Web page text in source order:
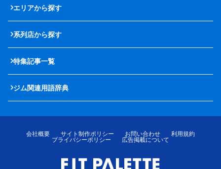
エリアから探す
系列店から探す
特集記事一覧
ジム関連用語辞典
会社概要 サイト制作ポリシー お問い合わせ
利用規約
プライバシーポリシー
広告掲載について